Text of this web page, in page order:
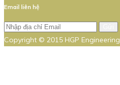
Email liên hệ
Copyright © 2015 HGP